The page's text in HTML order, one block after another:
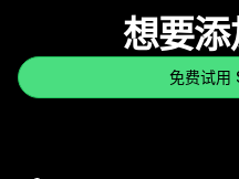
想要添
免费试用